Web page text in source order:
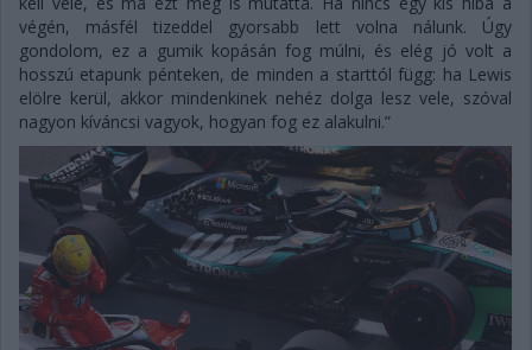
végén, másfél tizeddel gyorsabb lett volna nálunk. Úgy
gondolom, ez a gumik kopásán fog múlni, és elég jó volt a
hosszú etapunk pénteken, de minden a starttól függ: ha Lewis
elölre kerül, akkor mindenkinek nehéz dolga lesz vele, szóval
nagyon kíváncsi vagyok, hogyan fog ez alakulni.”